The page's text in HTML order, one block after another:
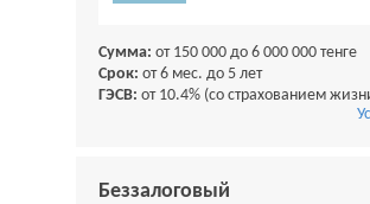
Сумма: от 150 000 до 6 000 000 тенге
Срок: от 6 мес. до 5 лет
ГЭСВ: от 10.4% (со страхованием
Беззалоговый